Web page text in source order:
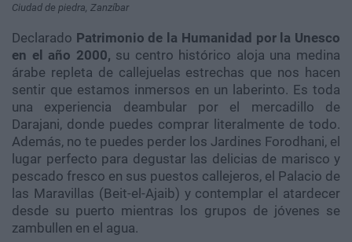
Ciudad de piedra, Zanzíbar
Declarado Patrimonio de la Humanidad por la Unesco
en el año 2000, su centro histórico aloja una medina
árabe repleta de callejuelas estrechas que nos hacen
sentir que estamos inmersos en un laberinto. Es toda
una experiencia deambular por el mercadillo de
Darajani, donde puedes comprar literalmente de todo.
Además, no te puedes perder los Jardines Forodhani, el
lugar perfecto para degustar las delicias de marisco y
pescado fresco en sus puestos callejeros, el Palacio de
las Maravillas (Beit-el-Ajaib) y contemplar el atardecer
desde su puerto mientras los grupos de jóvenes se
zambullen en el agua.